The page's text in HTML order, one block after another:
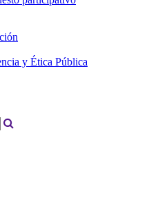
y Ética Pública